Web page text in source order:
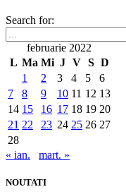
Search for:
februarie 2022
L Ma Mi J V S D
1
2 3 4 5
6
7
8 9 10 11 12 13
14 15 16 17 18 19 20
21 22 23 24 25 26 27
28
« ian.
mart. »
NOUTATI